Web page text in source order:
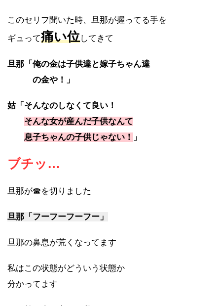
このセリフ聞いた時、旦那が握ってる手を
ギュって痛い位してきて
旦那「俺の金は子供達と嫁子ちゃん達
の金や！」
姑「そんなのしなくて良い！
そんな女が産んだ子供なんて
息子ちゃんの子供じゃない！
」
ブチッ…
旦那が☎を切りました
旦那「フーフーフーフー」
旦那の鼻息が荒くなってます
私はこの状態がどういう状態か
分かってます